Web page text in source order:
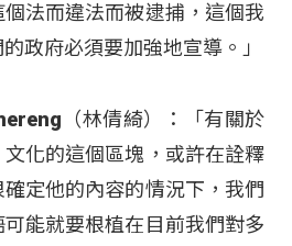
個法而違法而被逮捕，這個我
政府必須要加強地宣導。」
（林倩綺）：「有關於
化的這個區塊，或許在詮釋
確定他的內容的情況下，我們
能就要根植在目前我們對多